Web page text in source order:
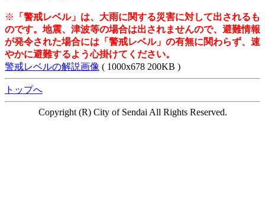
※
「警戒レベル」は、大雨に関する災害に対して出されるも
のです。地震、津波等の場合は出されませんので、避難情報
が発令された場合には「警戒レベル」の有無に関わらず、速
やかに避難するよう心掛けてください。
警戒レベルの解説画像 ( 1000x678 200KB )
トップへ
Copyright (R) City of Sendai All Rights Reserved.